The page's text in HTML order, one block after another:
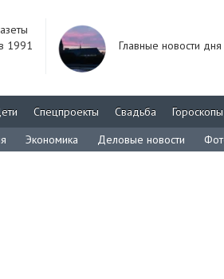
1991
Главные новости дня
Спецпроекты Свадьба
Гороскопы
Экономика Деловые новости